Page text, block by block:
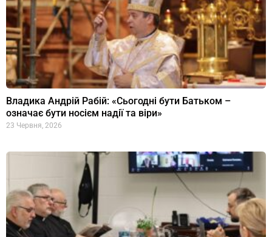
Владика Андрій Рабій: «Сьогодні бути Батьком –
означає бути носієм надії та віри»
23 Червня, 2026